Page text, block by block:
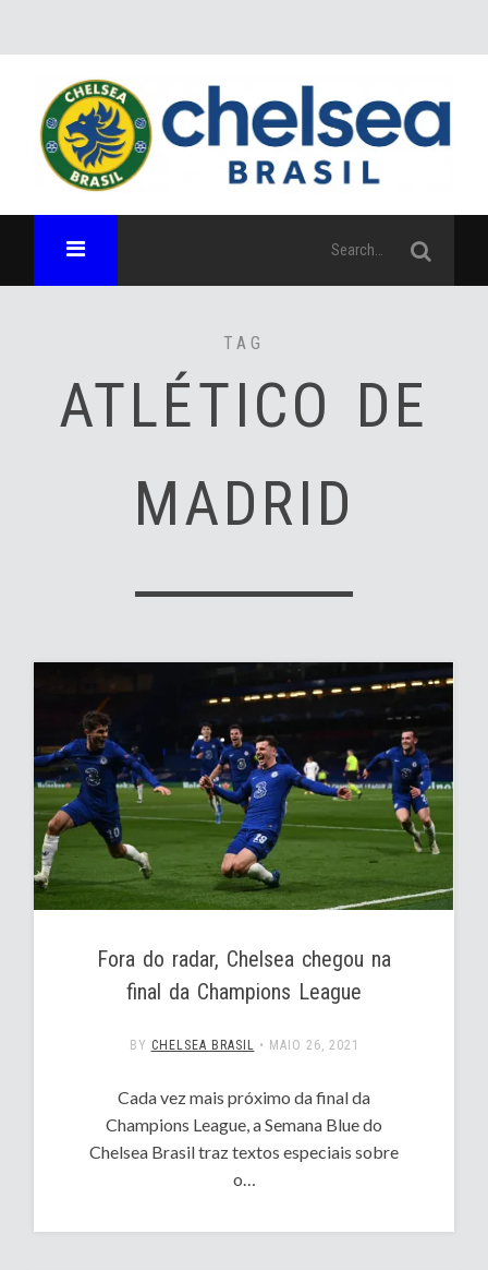
TAG
ATLÉTICO DE
MADRID
Fora do radar, Chelsea chegou na
final da Champions League
BY CHELSEA BRASIL • MAIO 26, 2021
Cada vez mais próximo da final da
Champions League, a Semana Blue do
Chelsea Brasil traz textos especiais sobre
o…